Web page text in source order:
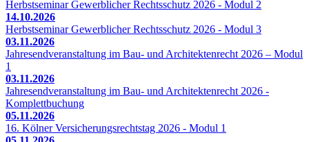
Herbstseminar Gewerblicher Rechtsschutz 2026 - Modul 2
14.10.2026
Herbstseminar Gewerblicher Rechtsschutz 2026 - Modul 3
03.11.2026
Jahresendveranstaltung im Bau- und Architektenrecht 2026 – Modul
1
03.11.2026
Jahresendveranstaltung im Bau- und Architektenrecht 2026 -
Komplettbuchung
05.11.2026
16. Kölner Versicherungsrechtstag 2026 - Modul 1